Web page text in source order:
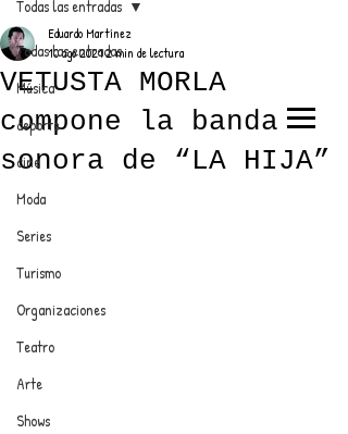
ANUNCIATE CON NOSOTROS
PARA MÁS INFORMACIÓN:
dinamicaseltrendytop@gmail.com
EL TRENDY TOP
CON EDDY MARTINEZ
Todas las entradas
Música
deporte
cine
Moda
Series
Turismo
Organizaciones
Teatro
Arte
Shows
Todas las entradas
VETUSTA MORLA
compone la banda
sonora de “LA HIJA”
Eduardo Martínez
10 ago 20212 min de lectura